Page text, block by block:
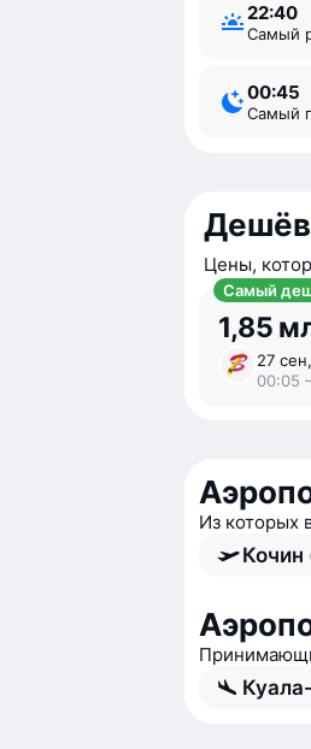
22:40
Самый
00:45
Самый
Цены,
Самый
1,85
27
00:05
Из которых
Кочин